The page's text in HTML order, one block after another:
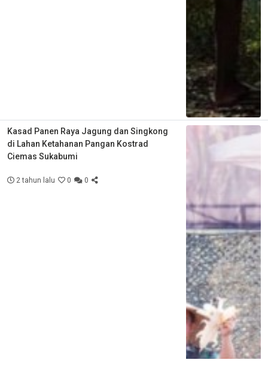
Kasad Panen Raya Jagung dan Singkong
di Lahan Ketahanan Pangan Kostrad
Ciemas Sukabumi
2 tahun lalu 0 0